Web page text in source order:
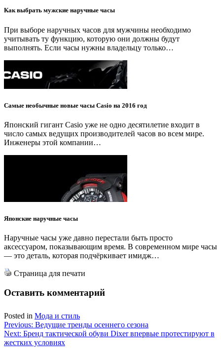
Как выбрать мужские наручные часы
При выборе наручных часов для мужчины необходимо
учитывать ту функцию, которую они должны будут
выполнять. Если часы нужны владельцу только…
Самые необычные новые часы Casio на 2016 год
Японский гигант Casio уже не одно десятилетие входит в
число самых ведущих производителей часов во всем мире.
Инженеры этой компании…
Японские наручные часы
Наручные часы уже давно перестали быть просто
аксессуаром, показывающим время. В современном мире часы
— это деталь, которая подчёркивает имидж…
Страница для печати
Оставить комментарий
Posted in Мода и стиль
Навигация
по
Previous: Ведущие тренды осеннего сезона
Next: Бренд тактической обуви Dixer впервые протестируют в
жестких условиях